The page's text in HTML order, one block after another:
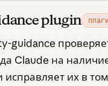
plugin
guidance
Claude на
исправляет их в